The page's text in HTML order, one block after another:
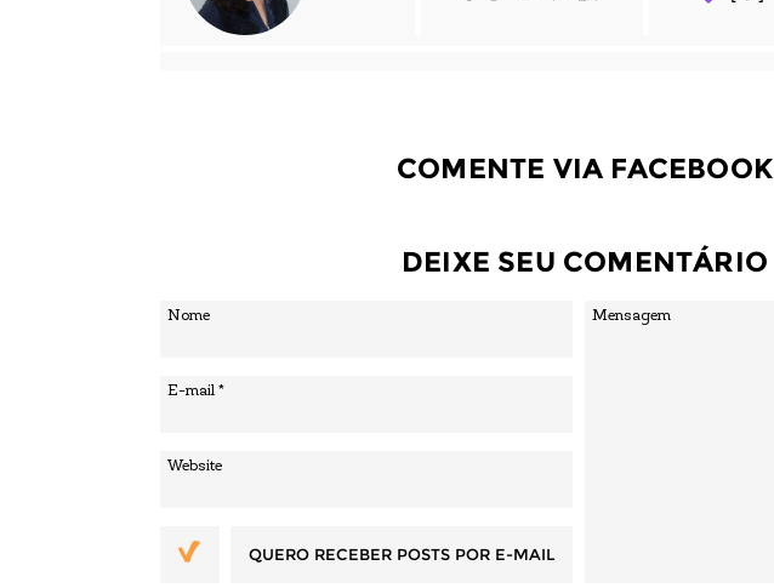
COMENTE VIA FACEBOOK
DEIXE SEU COMENTÁRIO
QUERO RECEBER POSTS POR E-MAIL